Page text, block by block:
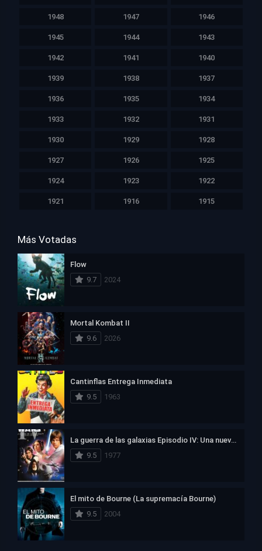
1948 1947 1946
1945 1944 1943
1942 1941 1940
1939 1938 1937
1936 1935 1934
1933 1932 1931
1930 1929 1928
1927 1926 1925
1924 1923 1922
1921 1916 1915
Más Votadas
Flow
9.7
2024
Mortal Kombat II
9.6
2026
Cantinflas Entrega Inmediata
9.5
1963
La guerra de las galaxias Episodio IV: Una nueva esperanza
9.5
1977
El mito de Bourne (La supremacía Bourne)
9.5
2004